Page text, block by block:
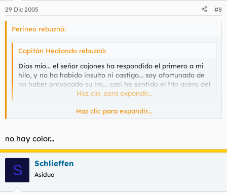
29 Dic 2005 #8
Perineo rebuznó:
Capitán Hediondo rebuznó:
Dios mío... el señor cojones ha respondido el primero a mi
hilo, y no ha habido insulto ni castigo... soy afortunado de
no haber provocado su ira... casi he sentido el frío acero del
baneo en mi nuca...Haz clic para expandir...
la lengua, verdad?
Haz clic para expandir...
no hay color...
S Schlieffen
Asiduo